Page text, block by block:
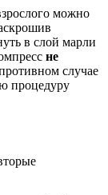
можно
в слой марли
не
случае
процедуру